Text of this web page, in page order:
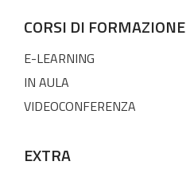
CORSI DI FORMAZIONE
E-LEARNING
IN AULA
VIDEOCONFERENZA
EXTRA